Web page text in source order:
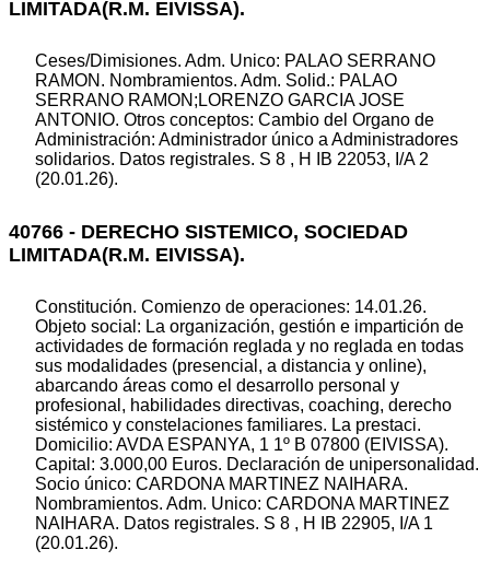
LIMITADA(R.M. EIVISSA).
Ceses/Dimisiones. Adm. Unico: PALAO SERRANO
RAMON. Nombramientos. Adm. Solid.: PALAO
SERRANO RAMON;LORENZO GARCIA JOSE
ANTONIO. Otros conceptos: Cambio del Organo de
Administración: Administrador único a Administradores
solidarios. Datos registrales. S 8 , H IB 22053, I/A 2
(20.01.26).
40766 - DERECHO SISTEMICO, SOCIEDAD
LIMITADA(R.M. EIVISSA).
Constitución. Comienzo de operaciones: 14.01.26.
Objeto social: La organización, gestión e impartición de
actividades de formación reglada y no reglada en todas
sus modalidades (presencial, a distancia y online),
abarcando áreas como el desarrollo personal y
profesional, habilidades directivas, coaching, derecho
sistémico y constelaciones familiares. La prestaci.
Domicilio: AVDA ESPANYA, 1 1º B 07800 (EIVISSA).
Capital: 3.000,00 Euros. Declaración de unipersonalidad.
Socio único: CARDONA MARTINEZ NAIHARA.
Nombramientos. Adm. Unico: CARDONA MARTINEZ
NAIHARA. Datos registrales. S 8 , H IB 22905, I/A 1
(20.01.26).